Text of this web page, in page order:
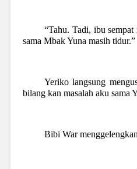
“Tahu. Tadi, ibu
sama Mbak Yuna masih tidur.”
Yeriko langsung
bilang kan masalah aku sama
Bibi War